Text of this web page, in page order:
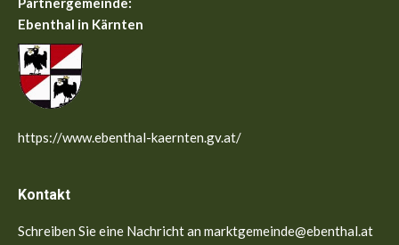
Ebenthal in Kärnten
https://www.ebenthal-kaernten.gv.at/
Kontakt
Schreiben Sie eine Nachricht an marktgemeinde@ebenthal.at